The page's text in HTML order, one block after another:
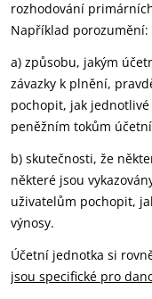
rozhodování
Například porozumění:
a) způsobu, jakým
závazky k plnění,
pochopit, jak
peněžním tokům
b) skutečnosti, že
některé jsou
uživatelům pochopit,
výnosy.
Účetní jednotka si
jsou specifické pro